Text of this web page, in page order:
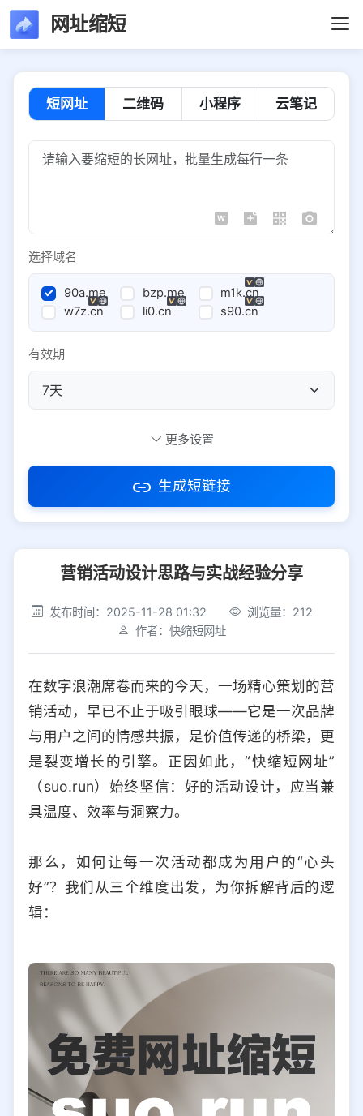
网址缩短
短网址 二维码 小程序 云笔记
选择域名
90a.me bzp.me
m1k.cn
w7z.cn
li0.cn s90.cn
有效期
访问密码
社交平台 电商平台
选择防红平台类型，避免链接被拦截
iOS Android PC 其他
选择允许访问的平台类型
更多设置
生成短链接
营销活动设计思路与实战经验分享
发布时间：2025-11-28 01:32
浏览量：212
作者：快缩短网址
在数字浪潮席卷而来的今天，一场精心策划的营
销活动，早已不止于吸引眼球——它是一次品牌
与用户之间的情感共振，是价值传递的桥梁，更
是裂变增长的引擎。正因如此，“快缩短网址”
（suo.run）始终坚信：好的活动设计，应当兼
具温度、效率与洞察力。
那么，如何让每一次活动都成为用户的“心头
好”？我们从三个维度出发，为你拆解背后的逻
辑：